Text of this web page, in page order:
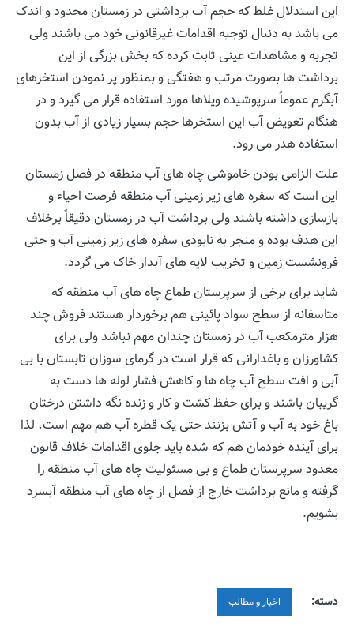
این استدلال غلط که حجم آب برداشتی در زمستان محدود و اندک
می باشد به دنبال توجیه اقدامات غیرقانونی خود می باشند ولی
تجربه و مشاهدات عینی ثابت کرده که بخش بزرگی از این
برداشت ها بصورت مرتب و هفتگی و بمنظور پر نمودن استخرهای
آبگرم عموماً سرپوشیده ویلاها مورد استفاده قرار می گیرد و در
هنگام تعویض آب این استخرها حجم بسیار زیادی از آب بدون
استفاده هدر می رود.
علت الزامی بودن خاموشی چاه های آب منطقه در فصل زمستان
این است که سفره های زیر زمینی آب منطقه فرصت احیاء و
بازسازی داشته باشند ولی برداشت آب در زمستان دقیقاً برخلاف
این هدف بوده و منجر به نابودی سفره های زیر زمینی آب و حتی
فرونشست زمین و تخریب لایه های آبدار خاک می گردد.
شاید برای برخی از سرپرستان طماع چاه های آب منطقه که
متاسفانه از سطح سواد پائینی هم برخوردار هستند فروش چند
هزار مترمکعب آب در زمستان چندان مهم نباشد ولی برای
کشاورزان و باغدارانی که قرار است در گرمای سوزان تابستان با بی
آبی و افت سطح آب چاه ها و کاهش فشار لوله ها دست به
گریبان باشند و برای حفظ کشت و کار و زنده نگه داشتن درختان
باغ خود به آب و آتش بزنند حتی یک قطره آب هم مهم است، لذا
برای آینده خودمان هم که شده باید جلوی اقدامات خلاف قانون
معدود سرپرستان طماع و بی مسئولیت چاه های آب منطقه را
گرفته و مانع برداشت خارج از فصل از چاه های آب منطقه آبسرد
بشویم.
دسته: اخبار و مطالب